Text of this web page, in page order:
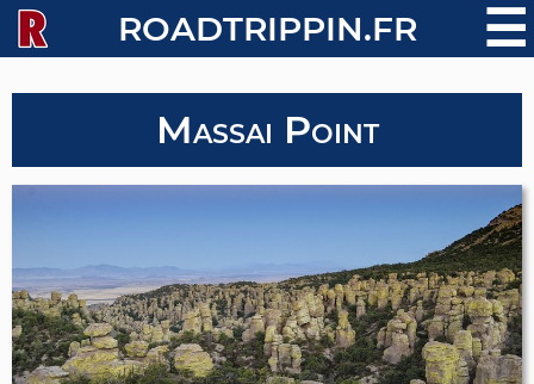
ROADTRIPPIN.FR ☰
Massai Point